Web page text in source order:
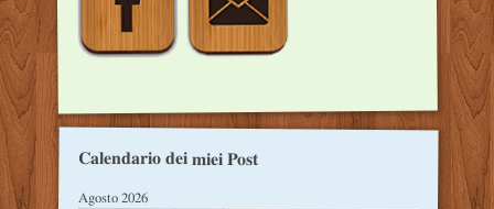
Calendario dei miei Post
Agosto 2026